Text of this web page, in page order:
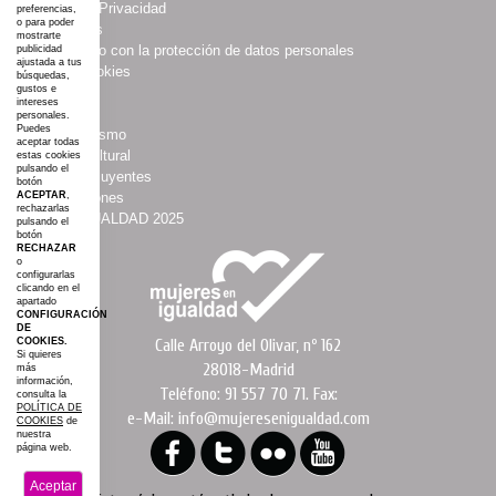
·Política de Privacidad
· Multimedias
·Compromiso con la protección de datos personales
·Política Cookies
·Boletines
·Agenda
·Asociacionismo
·Espacio Cultural
·Mujeres Influyentes
·Colaboraciones
·#AGROIGUALDAD 2025
·Mapa web
Calle Arroyo del Olivar, nº 162
28018-Madrid
Teléfono: 91 557 70 71. Fax:
e-Mail: info@mujeresenigualdad.com
preferencias,
o para poder
mostrarte
publicidad
ajustada a tus
búsquedas,
gustos e
intereses
personales.
Puedes
aceptar todas
estas cookies
pulsando el
botón
ACEPTAR,
rechazarlas
pulsando el
botón
RECHAZAR
o
configurarlas
clicando en el
apartado
CONFIGURACIÓN
DE
COOKIES.
Si quieres
más
información,
consulta la
POLÍTICA DE
COOKIES de
nuestra
página web.
Aceptar